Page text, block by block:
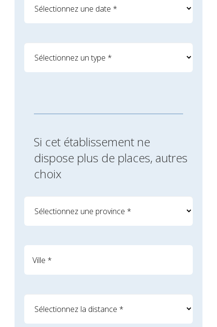
Si cet établissement ne
dispose plus de places, autres
choix